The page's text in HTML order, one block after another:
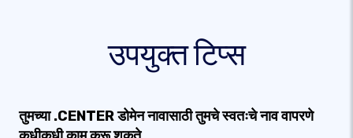
उपयुक्त टिप्स
तुमच्या .CENTER डोमेन नावासाठी तुमचे स्वतःचे नाव वापरणे